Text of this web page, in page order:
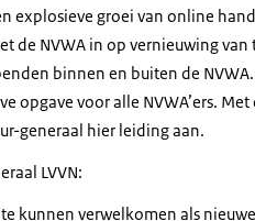
explosieve groei van online
de NVWA in op vernieuwing
binnen en buiten de
opgave voor alle NVWA’ers. Met
generaal hier leiding aan.
LVVN:
kunnen verwelkomen als